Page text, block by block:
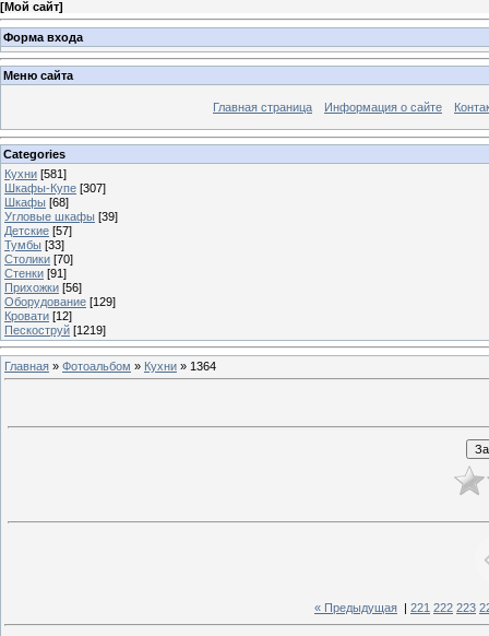
[Мой сайт]
Форма входа
Меню сайта
Главная страница Информация о сайте
Categories
Кухни [581]
Шкафы-Купе [307]
Шкафы [68]
Угловые шкафы [39]
Детские [57]
Тумбы [33]
Столики [70]
Стенки [91]
Прихожки [56]
Оборудование [129]
Кровати [12]
Пескоструй [1219]
Главная » Фотоальбом » Кухни » 1364
« Предыдущая 221 222 223